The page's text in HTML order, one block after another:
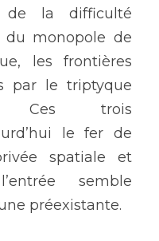
de la difficulté
monopole de
les frontières
par le triptyque
Ces trois
le fer de
spatiale et
semble
préexistante.